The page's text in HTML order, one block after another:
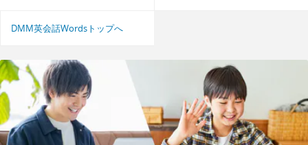
DMM英会話Wordsトップへ